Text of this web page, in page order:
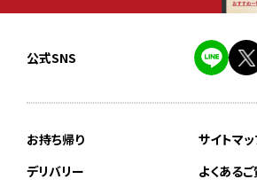
公式SNS
お持ち帰り
デリバリー
サイトマ
よくある